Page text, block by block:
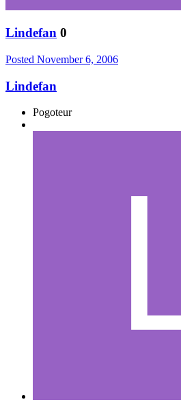
Lindefan 0
Posted November 6, 2006
Lindefan
Pogoteur